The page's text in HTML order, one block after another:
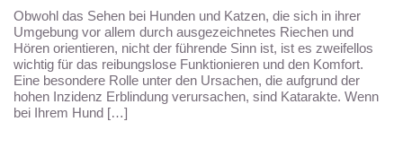
Obwohl das Sehen bei Hunden und Katzen, die sich in ihrer
Umgebung vor allem durch ausgezeichnetes Riechen und
Hören orientieren, nicht der führende Sinn ist, ist es zweifellos
wichtig für das reibungslose Funktionieren und den Komfort.
Eine besondere Rolle unter den Ursachen, die aufgrund der
hohen Inzidenz Erblindung verursachen, sind Katarakte. Wenn
bei Ihrem Hund […]